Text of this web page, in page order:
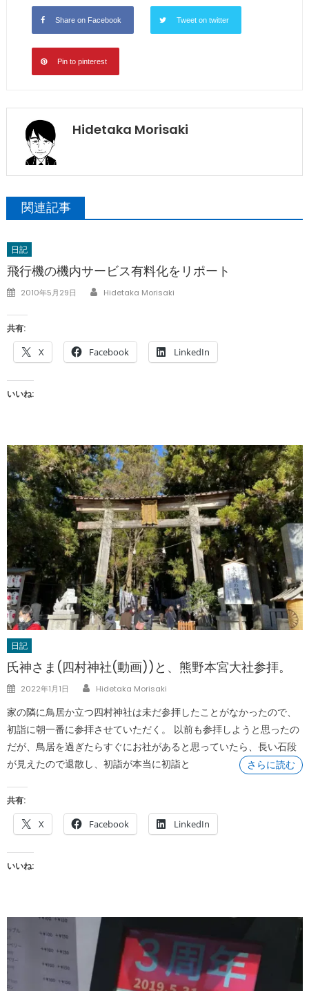
Share on Facebook Tweet on twitter
Pin to pinterest
Hidetaka Morisaki
関連記事
日記
飛行機の機内サービス有料化をリポート
Posted
2010年5月29日 Author
Hidetaka Morisaki
共有:
X Facebook LinkedIn
いいね:
日記
氏神さま(四村神社(動画))と、熊野本宮大社参拝。
Posted
2022年1月1日 Author
Hidetaka Morisaki
家の隣に鳥居か立つ四村神社は未だ参拝したことがなかったので、
初詣に朝一番に参拝させていただく。 以前も参拝しようと思ったの
だが、鳥居を過ぎたらすぐにお社があると思っていたら、長い石段
が見えたので退散し、初詣が本当に初詣と
さらに読む
共有:
X Facebook LinkedIn
いいね: